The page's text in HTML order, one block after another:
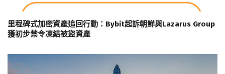
里程碑式加密資產追回行動：Bybit起訴朝鮮與Lazarus Group
獲初步禁令凍結被盜資產